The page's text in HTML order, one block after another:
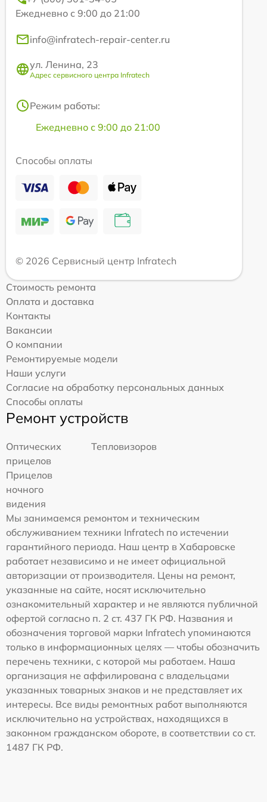
Ежедневно с 9:00 до 21:00
info@infratech-repair-center.ru
ул. Ленина, 23
Адрес сервисного центра Infratech
Режим работы:
Ежедневно с 9:00 до 21:00
Способы оплаты
© 2026 Сервисный центр Infratech
Стоимость ремонта
Оплата и доставка
Контакты
Вакансии
О компании
Ремонтируемые модели
Наши услуги
Согласие на обработку персональных данных
Способы оплаты
Ремонт устройств
Оптических
прицелов
Тепловизоров
Прицелов
ночного
видения
Мы занимаемся ремонтом и техническим
обслуживанием техники Infratech по истечении
гарантийного периода. Наш центр в Хабаровске
работает независимо и не имеет официальной
авторизации от производителя. Цены на ремонт,
указанные на сайте, носят исключительно
ознакомительный характер и не являются публичной
офертой согласно п. 2 ст. 437 ГК РФ. Названия и
обозначения торговой марки Infratech упоминаются
только в информационных целях — чтобы обозначить
перечень техники, с которой мы работаем. Наша
организация не аффилирована с владельцами
указанных товарных знаков и не представляет их
интересы. Все виды ремонтных работ выполняются
исключительно на устройствах, находящихся в
законном гражданском обороте, в соответствии со ст.
1487 ГК РФ.